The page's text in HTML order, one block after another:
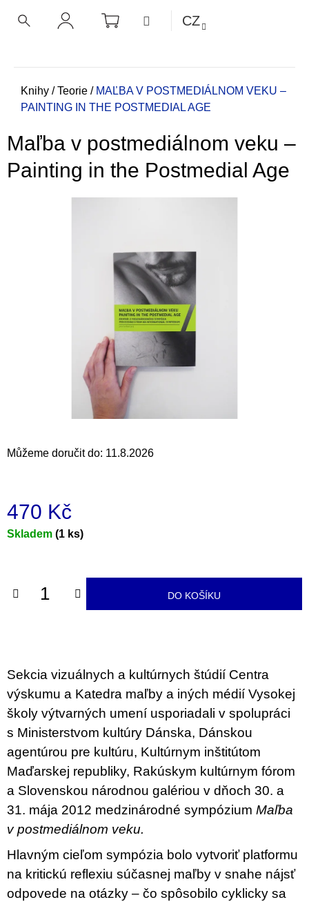
NÁKUPNÍ
KOŠÍK MENUCZ
Domů
Knihy / Teorie / MAĽBA V POSTMEDIÁLNOM VEKU –
PAINTING IN THE POSTMEDIAL AGE
Maľba v postmediálnom veku –
Painting in the Postmedial Age
Můžeme doručit do: 11.8.2026
470 Kč
Měrná
Skladem (1 ks)
DO KOŠÍKU
Sekcia vizuálnych a kultúrnych štúdií Centra
výskumu a Katedra maľby a iných médií Vysokej
školy výtvarných umení usporiadali v spolupráci
s Ministerstvom kultúry Dánska, Dánskou
agentúrou pre kultúru, Kultúrnym inštitútom
Maďarskej republiky, Rakúskym kultúrnym fórom
a Slovenskou národnou galériou v dňoch 30. a
31. mája 2012 medzinárodné sympózium Maľba
v postmediálnom veku.
Hlavným cieľom sympózia bolo vytvoriť platformu
na kritickú reflexiu súčasnej maľby v snahe nájsť
odpovede na otázky – čo spôsobilo cyklicky sa
ZPĚT
ZPĚT
o
p
t
ř
e
D
u
e
BRUTAL
PRAGUE
165
Kč